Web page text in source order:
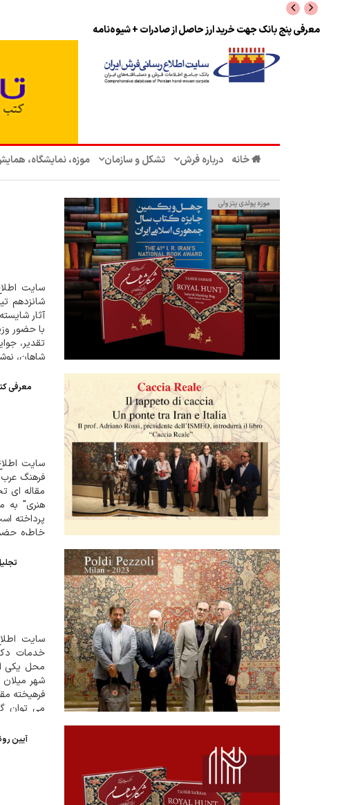
نرخ بازگشت ارز حاصل از صادرات + تکمیلی
خانه درباره فرش تشکل‌ و سازمان‌ موزه، نمایشگاه،
موزه پولدی پتزولی
سایت
آثار
با حضور
تقدیر،
شاهان،
معرفی
سایت
مقاله ای
هنری" به
پرداخته
خاطره
سایت
خدمات
محل یکی
شهر میلان
فرهیخته
می توان
آیین